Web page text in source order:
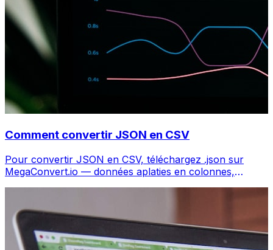
Comment convertir JSON en CSV
Pour convertir JSON en CSV, téléchargez .json sur
MegaConvert.io — données aplaties en colonnes,